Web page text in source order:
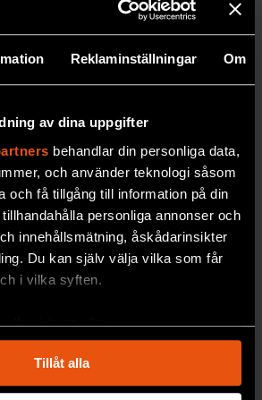
Reklaminställningar Om
av dina uppgifter
behandlar din personliga data,
och använder teknologi såsom
och få tillgång till information på din
personliga annonser och
innehållsmätning, åskådarinsikter
Du kan själv välja vilka som får
i vilka syften.
vi även vilja:
noggrannhet på upp till flera meter
enhet genom att aktivt skanna den
Tillåt alla
att en art är
utrotad?
30 procent avalla
arter som har klassats
återupptäckts igen.
Med matematiska
modeller och AI ska
bedömningarna få
bättre precision.
PREMIUM
BIOLOGISK MÅNGFALD